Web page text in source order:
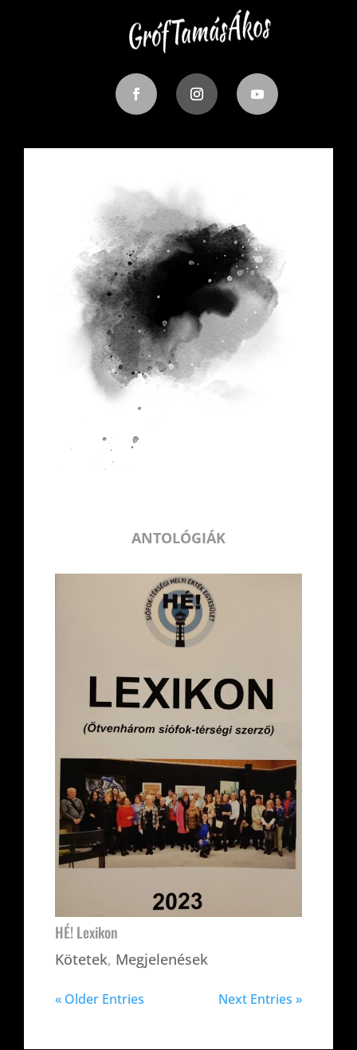
GrófTamásÁkos
ANTOLÓGIÁK
HÉ! Lexikon
Kötetek, Megjelenések
« Older Entries Next Entries »